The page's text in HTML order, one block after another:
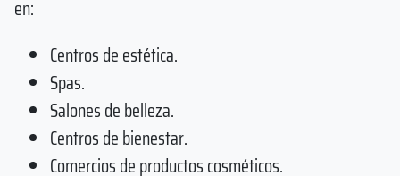
en:
Centros de estética.
Spas.
Salones de belleza.
Centros de bienestar.
Comercios de productos cosméticos.